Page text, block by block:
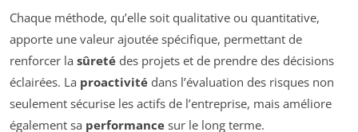
Chaque méthode, qu’elle soit qualitative ou quantitative,
apporte une valeur ajoutée spécifique, permettant de
renforcer la sûreté des projets et de prendre des décisions
éclairées. La proactivité dans l’évaluation des risques non
seulement sécurise les actifs de l’entreprise, mais améliore
également sa performance sur le long terme.